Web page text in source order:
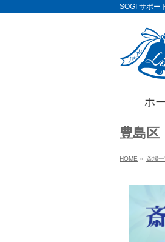
SOGI サポー
ホ
豊島区
HOME » 斎場一